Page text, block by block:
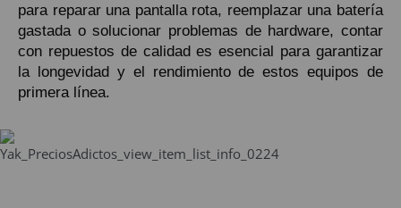
para reparar una pantalla rota, reemplazar una batería
gastada o solucionar problemas de hardware, contar
con repuestos de calidad es esencial para garantizar
la longevidad y el rendimiento de estos equipos de
primera línea.